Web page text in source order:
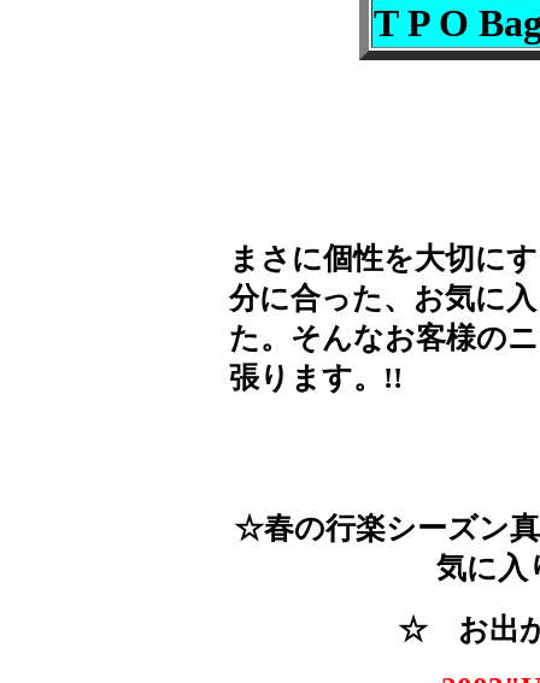
T P O
まさに個性を大切に
分に合った、お気に
た。そんなお客様の
張ります。!!
☆春の行楽シーズン
気に
☆ お出